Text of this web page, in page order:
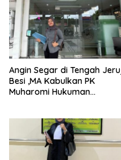
Angin Segar di Tengah
Besi ,MA Kabulkan PK
Muharomi Hukuman